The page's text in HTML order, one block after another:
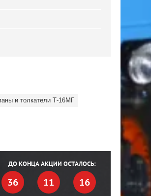
и толкатели Т-16МГ
ДО КОНЦА АКЦИИ ОСТАЛОСЬ:
36 11 16